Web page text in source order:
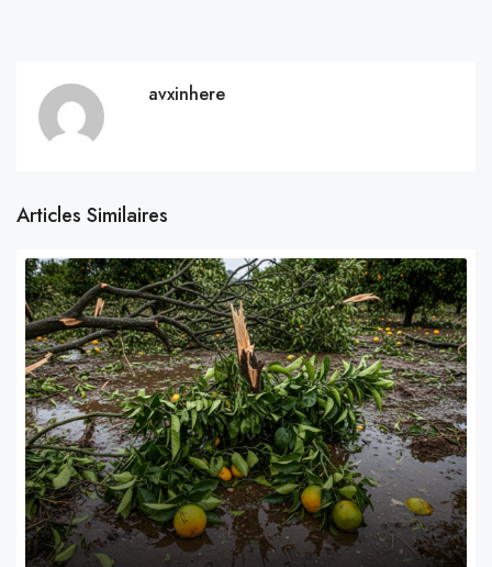
avxinhere
Articles Similaires